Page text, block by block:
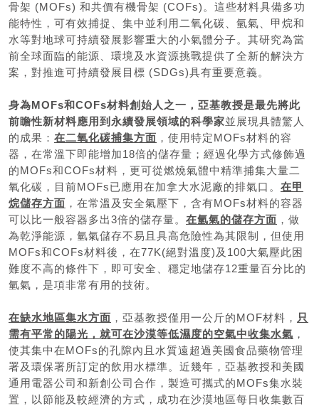
骨架 (MOFs) 和共價有機骨架 (COFs)。這些材料具備多功
能特性，可有效捕捉、集中並利用二氧化碳、氫氣、甲烷和
水等對地球可持續發展影響重大的小氣體分子。其研究為當
前全球面臨的能源、環境及水資源挑戰提供了全新的解決方
案，對推進可持續發展目標 (SDGs)具有重要意義。
身為MOFs和COFs材料創始人之一，亞基教授是最先將此
前瞻性新材料應用到永續發展領域的科學家並展現具體驚人
的成果： 在二氧化碳捕集方面 ，使用特定MOFs材料的容
器，在常溫下即能增加18倍的儲存量；經過化學方式修飾過
的MOFs和COFs材料，更可從燃燒氣體中精準捕集大量二
氧化碳，目前MOFs已應用在加拿大水泥廠的排氣口。 在甲
烷儲存方面 ，在常溫及安全氣壓下，含有MOFs材料的容器
可以比一般容器多出3倍的儲存量。 在氫氣的儲存方面 ，做
為乾淨能源，氫氣儲存不易且具高危險性為其限制，但使用
MOFs和COFs材料後，在77K(絕對溫度)及100大氣壓此困
難度不高的條件下，即可安全、穩定地儲存12重量百分比的
氫氣，是項非常有用的技術。
在缺水地區集水方面 ，亞基教授僅用一公斤的MOF材料， 只
需有平常的陽光，就可在沙漠等低濕度的空氣中收集水氣 ，
使其集中在MOFs的孔隙內且水質遠超過美國食品藥物管理
署及環保署所訂定的飲用水標準。近幾年，亞基教授和美國
通用電器公司和新創公司合作，製造可攜式的MOFs集水裝
置，以節能及較經濟的方式，成功在沙漠地區每日收集數百